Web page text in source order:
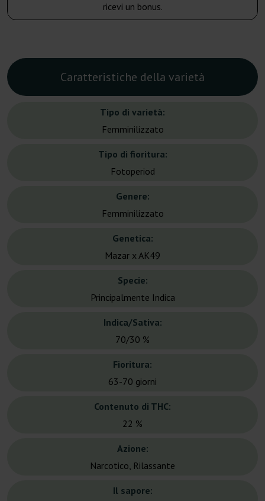
ricevi un bonus.
Caratteristiche della varietà
Tipo di varietà:
Femminilizzato
Tipo di fioritura:
Fotoperiod
Genere:
Femminilizzato
Genetica:
Mazar x AK49
Specie:
Principalmente Indica
Indica/Sativa:
70/30 %
Fioritura:
63-70 giorni
Contenuto di THC:
22 %
Azione:
Narcotico, Rilassante
Il sapore: